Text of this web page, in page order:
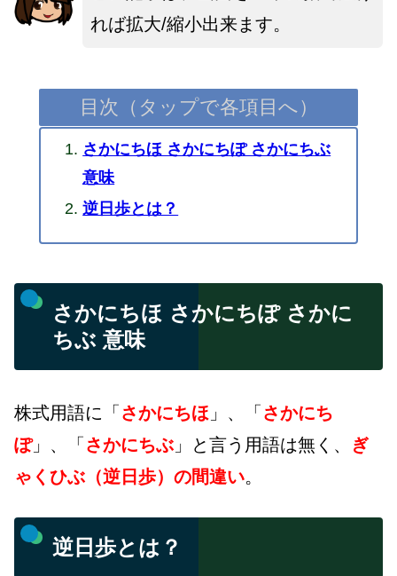
れば拡大/縮小出来ます。
目次（タップで各項目へ）
さかにちほ さかにちぽ さかにちぶ
意味
逆日歩とは？
さかにちほ さかにちぽ さかに
ちぶ 意味
株式用語に「 さかにちほ 」、「 さかにち
ぽ」、「 さかにちぶ 」と言う用語は無く、
ぎ
ゃくひぶ（逆日歩）の間違い。
逆日歩とは？